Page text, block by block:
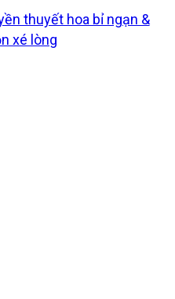
thuyết hoa bỉ ngạn &
xé lòng